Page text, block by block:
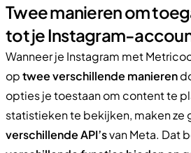
Twee manieren om
tot je Instagram-
Wanneer je Instagram met
optwee verschillende manieren
opties je toestaan om content te
statistieken te bekijken, maken ze
verschillende API’svan Meta. Dat